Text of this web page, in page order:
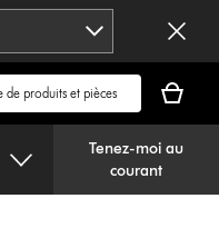
panier
est
vide.
Tenez-moi au
courant